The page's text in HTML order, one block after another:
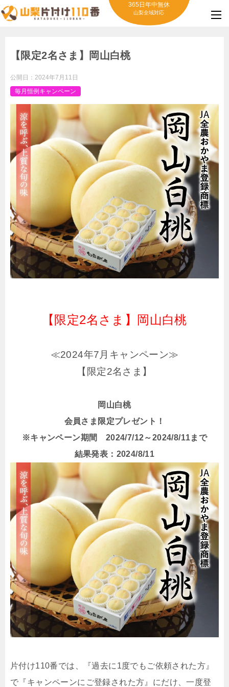
365日年中無休
山梨全域対応
【限定2名さま】岡山白桃
公開日： 2024年7月11日
毎月恒例キャンペーン
【限定2名さま】岡山白桃
≪2024年7月キャンペーン≫
【限定2名さま】
岡山白桃
会員さま限定プレゼント！
※キャンペーン期間 2024/7/12～2024/8/11まで
結果発表：2024/8/11
片付け110番では、『過去に1度でもご依頼された方』
で『キャンペーンにご登録された方』にだけ、一度登